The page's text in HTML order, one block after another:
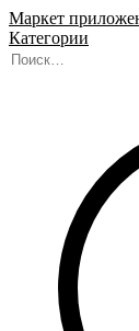
Маркет
Категории